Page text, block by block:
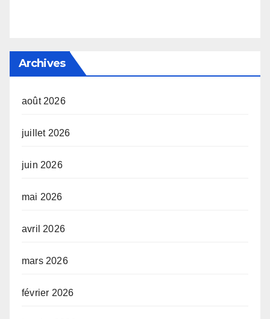
Archives
août 2026
juillet 2026
juin 2026
mai 2026
avril 2026
mars 2026
février 2026